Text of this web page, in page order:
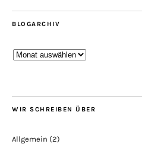
BLOGARCHIV
Blogarchiv
WIR SCHREIBEN ÜBER
Allgemein (2)